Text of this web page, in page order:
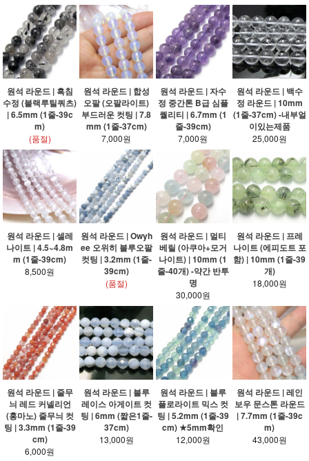
원석 라운드 | 흑침
수정 (블랙루틸쿼츠)
| 6.5mm (1줄-39c
m)
(품절)
원석 라운드 | 합성
오팔 (오팔라이트)
부드러운 컷팅 | 7.8
mm (1줄-37cm)
7,000원
원석 라운드 | 자수
정 중간톤 B급 심플
퀄리티 | 6.7mm (1
줄-39cm)
7,000원
원석 라운드 | 백수
정 라운드 | 10mm
(1줄-37cm) -내부얼
이있는제품
25,000원
원석 라운드 | 셀레
나이트 | 4.5~4.8m
m (1줄-39cm)
8,500원
원석 라운드 | Owyh
ee 오위히 블루오팔
컷팅 | 3.2mm (1줄-
39cm)
(품절)
원석 라운드 | 멀티
베릴 (아쿠아+모거
나이트) | 10mm (1
줄-40개) -약간 반투
명
30,000원
원석 라운드 | 프레
나이트 (에피도트 포
함) | 10mm (1줄-39
개)
18,000원
원석 라운드 | 줄무
늬 레드 커넬리언
(홍마노) 줄무늬 컷
팅 | 3.3mm (1줄-39
cm)
6,000원
원석 라운드 | 블루
레이스 아게이트 컷
팅 | 6mm (짧은1줄-
37cm)
13,000원
원석 라운드 | 블루
플로라이트 믹스 컷
팅 | 5.2mm (1줄-39
cm) ★5mm확인
12,000원
원석 라운드 | 레인
보우 문스톤 라운드
| 7.7mm (1줄-39c
m)
43,000원